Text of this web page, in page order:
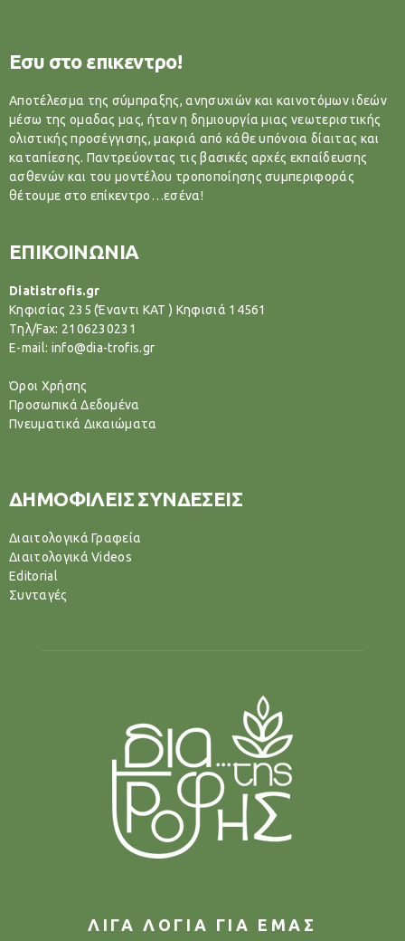
Εσυ στο επικεντρο!
Αποτέλεσμα της σύμπραξης, ανησυχιών και καινοτόμων ιδεών
μέσω της ομαδας μας, ήταν η δημιουργία μιας νεωτεριστικής
ολιστικής προσέγγισης, μακριά από κάθε υπόνοια δίαιτας και
καταπίεσης. Παντρεύοντας τις βασικές αρχές εκπαίδευσης
ασθενών και του μοντέλου τροποποίησης συμπεριφοράς
θέτουμε στο επίκεντρο…εσένα!
ΕΠΙΚΟΙΝΩΝΙΑ
Diatistrofis.gr
Κηφισίας 235 (Έναντι ΚΑΤ ) Κηφισιά 14561
Tηλ/Fax: 2106230231
E-mail: info@dia-trofis.gr
Όροι Χρήσης
Προσωπικά Δεδομένα
Πνευματικά Δικαιώματα
ΔΗΜΟΦΙΛΕΙΣ ΣΥΝΔΕΣΕΙΣ
Διαιτολογικά Γραφεία
Διαιτολογικά Videos
Editorial
Συνταγές
ΛΙΓΑ ΛΟΓΙΑ ΓΙΑ ΕΜΑΣ